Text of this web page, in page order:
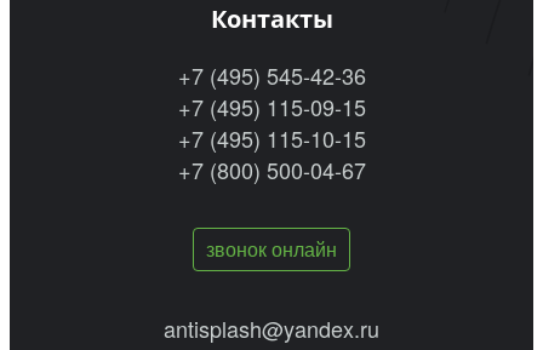
Контакты
+7 (495) 545-42-36
+7 (495) 115-09-15
+7 (495) 115-10-15
+7 (800) 500-04-67
звонок онлайн
antisplash@yandex.ru